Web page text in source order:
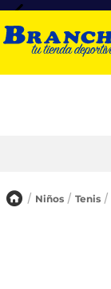
Niños Tenis